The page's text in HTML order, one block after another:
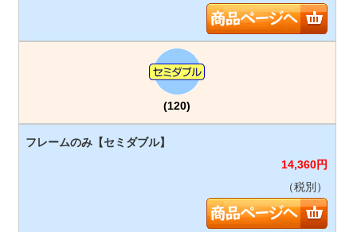
(120)
14,360円
（税別）